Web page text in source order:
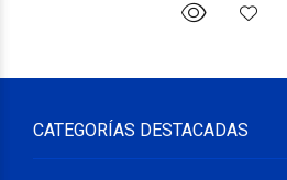
CATEGORÍAS DESTACADAS